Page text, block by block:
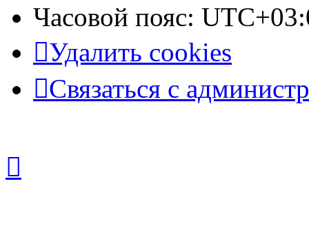
Часовой пояс:
Удалить cookies
Связаться с